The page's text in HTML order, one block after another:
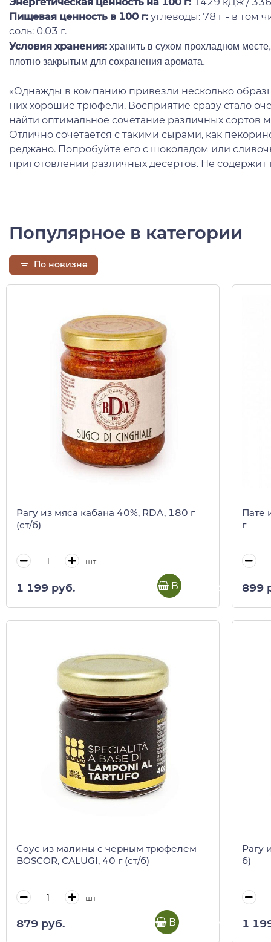
Пищевая ценность в 100 г: углеводы: 78 г - в том
соль: 0.03 г.
Условия хранения: хранить в сухом прохладном
плотно закрытым для сохранения аромата.
«Однажды в компанию привезли несколько
них хорошие трюфели. Восприятие сразу стало
найти оптимальное сочетание различных сортов
Отлично сочетается с такими сырами, как
реджано. Попробуйте его с шоколадом или
приготовлении различных десертов. Не содержит
Популярное в категории
По новизне
Рагу из мяса кабана 40%, RDA, 180 г
(ст/б)
шт
1 199 руб. В корзину
Пате
г
899
Соус из малины с черным трюфелем
BOSCOR, CALUGI, 40 г (ст/б)
шт
879 руб. В корзину
Рагу
б)
1